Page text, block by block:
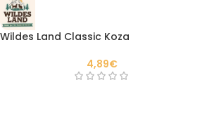
Wildes Land Classic Koza
4,89€